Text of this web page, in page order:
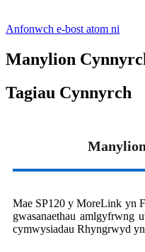
Anfonwch e-bost atom ni
Manylion
Tagiau Cynnyrch
Mae SP120 y MoreLink yn
gwasanaethau
cymwysiadau Rhyngrwyd